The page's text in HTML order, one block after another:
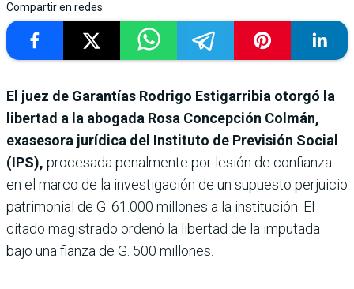
Compartir en redes
El juez de Garantías Rodrigo Estigarribia otorgó la
libertad a la abogada Rosa Concepción Colmán,
exasesora jurídica del Instituto de Previsión Social
(IPS), procesada penalmente por lesión de confianza
en el marco de la investigación de un supuesto perjuicio
patrimonial de G. 61.000 millones a la institución. El
citado magistrado ordenó la libertad de la imputada
bajo una fianza de G. 500 millones.